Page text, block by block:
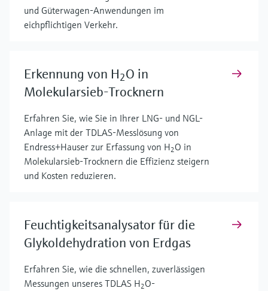
und Güterwagen-Anwendungen im
eichpflichtigen Verkehr.
Erkennung von H2O in
Molekularsieb-Trocknern
Erfahren Sie, wie Sie in Ihrer LNG- und NGL-
Anlage mit der TDLAS-Messlösung von
Endress+Hauser zur Erfassung von H2O in
Molekularsieb-Trocknern die Effizienz steigern
und Kosten reduzieren.
Feuchtigkeitsanalysator für die
Glykoldehydration von Erdgas
Erfahren Sie, wie die schnellen, zuverlässigen
Messungen unseres TDLAS H2O-